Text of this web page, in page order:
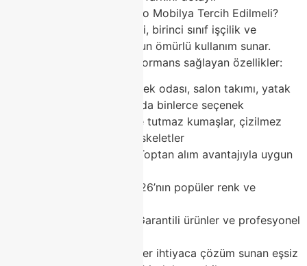
anlatacağız.Neden Modoko Mobilya Tercih Edilmeli?
Modoko mobilya modelleri, birinci sınıf işçilik ve
premium malzemelerle uzun ömürlü kullanım sunar.
Günlük hayatta üstün performans sağlayan özellikler:
Geniş çeşitlilik – Yemek odası, salon takımı, yatak
odası ve aksesuarlarda binlerce seçenek
Dayanıklı yapı – Leke tutmaz kumaşlar, çizilmez
yüzeyler ve sağlam iskeletler
Rekabetçi fiyatlar – Toptan alım avantajıyla uygun
Güncel trendler – 2026’nın popüler renk ve
Güvenilir alışveriş – Garantili ürünler ve profesyonel
Modoko mobilya pazarı, her ihtiyaca çözüm sunan eşsiz